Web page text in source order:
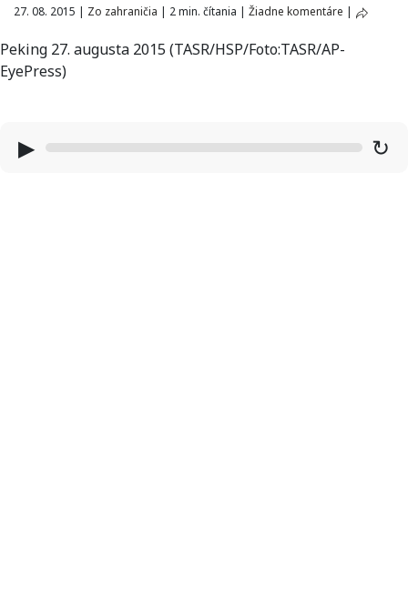
27. 08. 2015 | Zo zahraničia | 2 min. čítania | Žiadne komentáre |
Peking 27. augusta 2015 (TASR/HSP/Foto:TASR/AP-
EyePress)
▶ ↻